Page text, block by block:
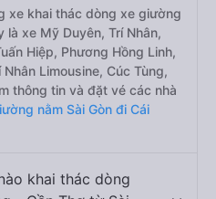
xe khai thác dòng xe giường
xe Mỹ Duyên, Trí Nhân,
Hiệp, Phương Hồng Linh,
Limousine, Cúc Tùng,
thông tin và đặt vé các nhà
nằm Sài Gòn đi Cái
khai thác dòng